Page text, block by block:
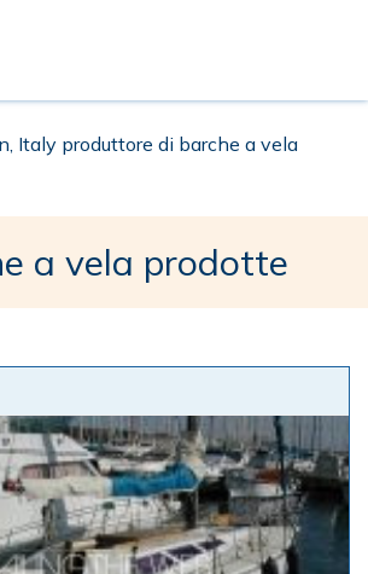
Italy produttore di barche a vela
a vela prodotte